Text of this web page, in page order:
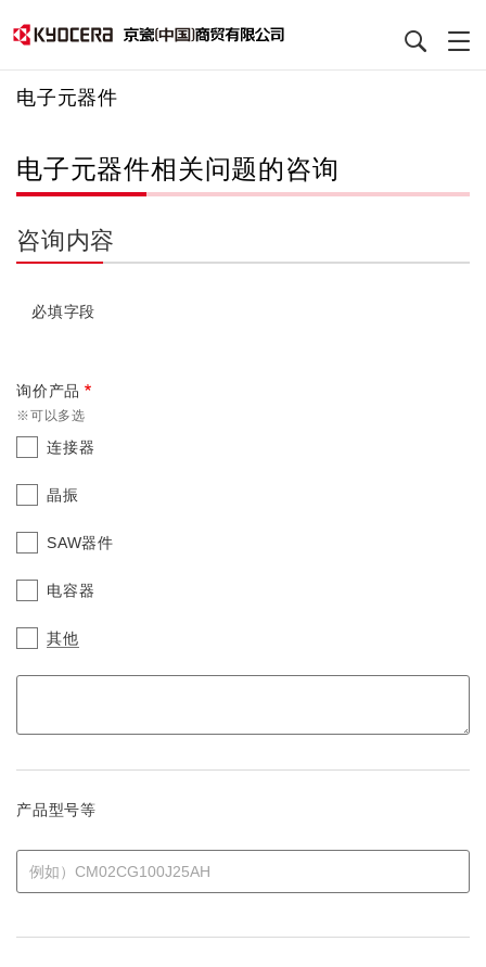
电子元器件
电子元器件相关问题的咨询
咨询内容
必填字段
询价产品
※可以多选
连接器
晶振
SAW器件
电容器
其他
产品型号等